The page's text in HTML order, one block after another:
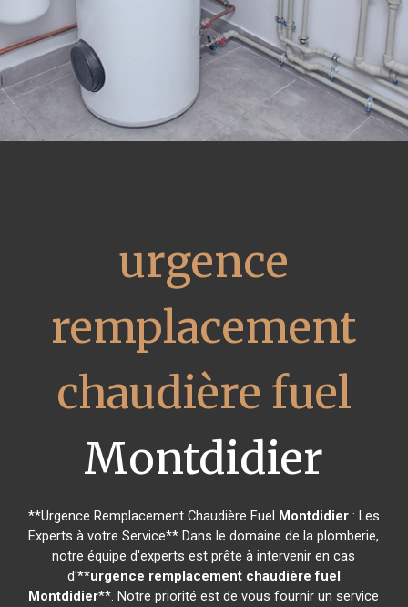
urgence
remplacement
chaudière fuel
Montdidier
**Urgence Remplacement Chaudière Fuel Montdidier: Les
Experts à votre Service** Dans le domaine de la plomberie,
notre équipe d'experts est prête à intervenir en cas
d'**urgence remplacement chaudière fuel
Montdidier**. Notre priorité est de vous fournir un service